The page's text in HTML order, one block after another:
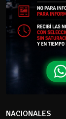
NACIONALES